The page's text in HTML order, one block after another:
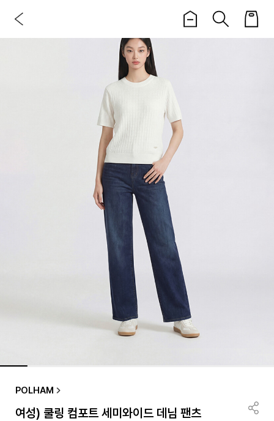
POLHAM
여성) 쿨링 컴포트 세미와이드 데님 팬츠